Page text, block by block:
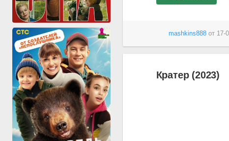
mashkins888от 17-
Кратер (2023)